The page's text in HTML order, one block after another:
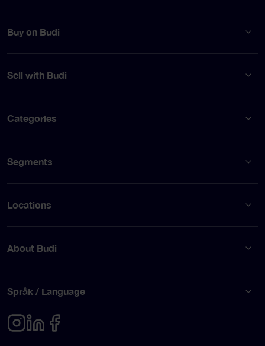
Buy on Budi
Sell with Budi
Categories
Segments
Locations
About Budi
Språk / Language